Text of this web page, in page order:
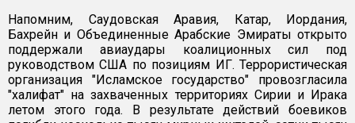
Напомним, Саудовская Аравия, Катар, Иордания,
Бахрейн и Объединенные Арабские Эмираты открыто
поддержали авиаудары коалиционных сил под
руководством США по позициям ИГ. Террористическая
организация "Исламское государство" провозгласила
"халифат" на захваченных территориях Сирии и Ирака
летом этого года. В результате действий боевиков